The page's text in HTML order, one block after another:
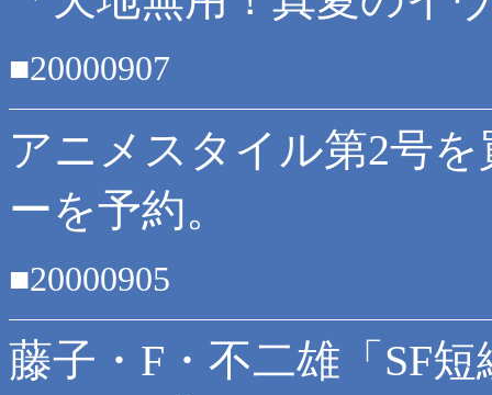
■20000907
アニメスタイル第2号を
ーを予約。
■20000905
藤子・F・不二雄「SF